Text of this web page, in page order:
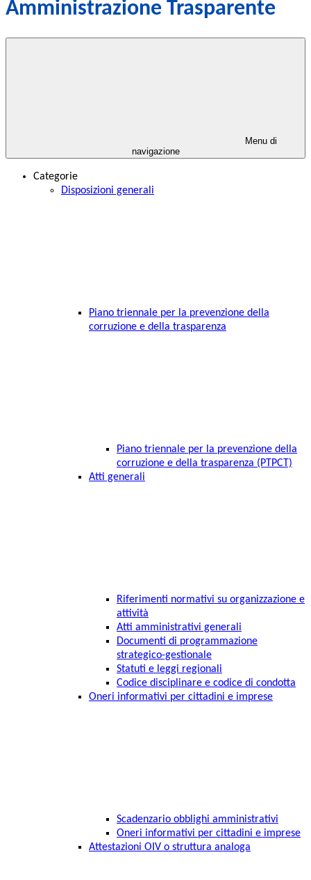
Amministrazione Trasparente
Menu di
navigazione
Categorie
Disposizioni generali
Piano triennale per la prevenzione della
corruzione e della trasparenza
Piano triennale per la prevenzione della
corruzione e della trasparenza (PTPCT)
Atti generali
Riferimenti normativi su organizzazione e
attività
Atti amministrativi generali
Documenti di programmazione
strategico-gestionale
Statuti e leggi regionali
Codice disciplinare e codice di condotta
Oneri informativi per cittadini e imprese
Scadenzario obblighi amministrativi
Oneri informativi per cittadini e imprese
Attestazioni OIV o struttura analoga